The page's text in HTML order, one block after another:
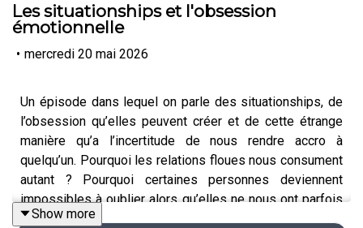
Les situationships et l'obsession
émotionnelle
• mercredi 20 mai 2026
Un épisode dans lequel on parle des situationships, de
l’obsession qu’elles peuvent créer et de cette étrange
manière qu’a l’incertitude de nous rendre accro à
quelqu’un. Pourquoi les relations floues nous consument
autant ? Pourquoi certaines personnes deviennent
impossibles à oublier alors qu’elles ne nous ont parfois
jamais vraiment aimés correctement ?
Show more